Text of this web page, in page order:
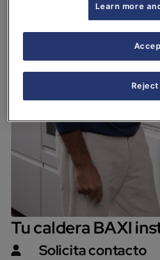
Tu caldera BAXI
Solicita contacto
Learn more